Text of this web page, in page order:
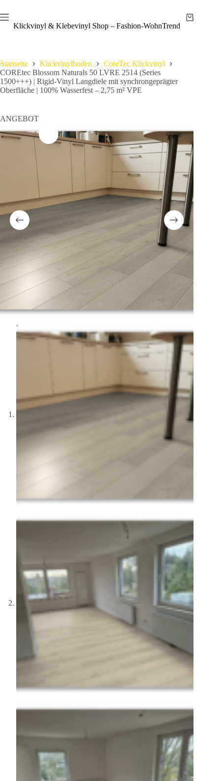
Inhalt
springenKlickvinyl & Klebevinyl Shop – Fashion-WohnTrend
Warenkorb
Startseite Klickvinylboden
CoreTec Klickvinyl
COREtec Blossom Naturals 50 LVRE 2514 (Series
1500+++) | Rigid-Vinyl Langdiele mit synchrongeprägter
Oberfläche | 100% Wasserfest – 2,75 m² VPE
ANGEBOT